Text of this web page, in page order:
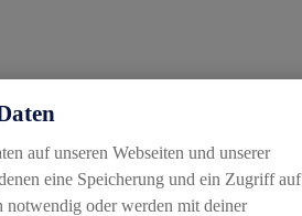
in
auf unseren Webseiten und unserer
eine Speicherung und ein Zugriff auf
notwendig oder werden mit deiner